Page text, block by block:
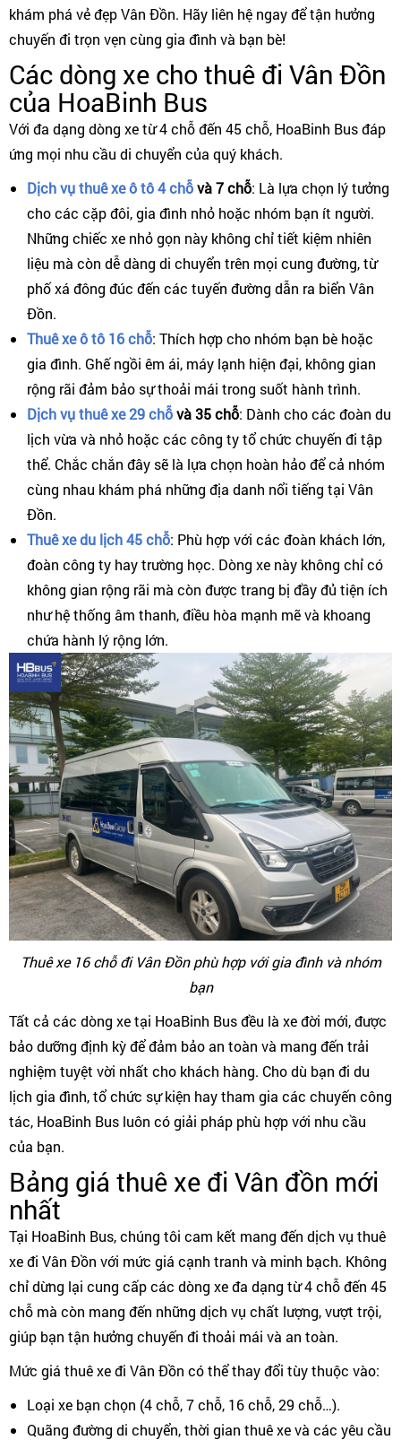
khám phá vẻ đẹp Vân Đồn. Hãy liên hệ ngay để tận hưởng
chuyến đi trọn vẹn cùng gia đình và bạn bè!
Các dòng xe cho thuê đi Vân Đồn
của HoaBinh Bus
Với đa dạng dòng xe từ 4 chỗ đến 45 chỗ, HoaBinh Bus đáp
ứng mọi nhu cầu di chuyển của quý khách.
Dịch vụ thuê xe ô tô 4 chỗvà 7 chỗ: Là lựa chọn lý tưởng
cho các cặp đôi, gia đình nhỏ hoặc nhóm bạn ít người.
Những chiếc xe nhỏ gọn này không chỉ tiết kiệm nhiên
liệu mà còn dễ dàng di chuyển trên mọi cung đường, từ
phố xá đông đúc đến các tuyến đường dẫn ra biển Vân
Đồn.
Thuê xe ô tô 16 chỗ: Thích hợp cho nhóm bạn bè hoặc
gia đình. Ghế ngồi êm ái, máy lạnh hiện đại, không gian
rộng rãi đảm bảo sự thoải mái trong suốt hành trình.
Dịch vụ thuê xe 29 chỗvà 35 chỗ: Dành cho các đoàn du
lịch vừa và nhỏ hoặc các công ty tổ chức chuyến đi tập
thể. Chắc chắn đây sẽ là lựa chọn hoàn hảo để cả nhóm
cùng nhau khám phá những địa danh nổi tiếng tại Vân
Đồn.
Thuê xe du lịch 45 chỗ: Phù hợp với các đoàn khách lớn,
đoàn công ty hay trường học. Dòng xe này không chỉ có
không gian rộng rãi mà còn được trang bị đầy đủ tiện ích
như hệ thống âm thanh, điều hòa mạnh mẽ và khoang
chứa hành lý rộng lớn.
Thuê xe 16 chỗ đi Vân Đồn phù hợp với gia đình và nhóm
bạn
Tất cả các dòng xe tại HoaBinh Bus đều là xe đời mới, được
bảo dưỡng định kỳ để đảm bảo an toàn và mang đến trải
nghiệm tuyệt vời nhất cho khách hàng. Cho dù bạn đi du
lịch gia đình, tổ chức sự kiện hay tham gia các chuyến công
tác, HoaBinh Bus luôn có giải pháp phù hợp với nhu cầu
của bạn.
Bảng giá thuê xe đi Vân đồn mới
nhất
Tại HoaBinh Bus, chúng tôi cam kết mang đến dịch vụ thuê
xe đi Vân Đồn với mức giá cạnh tranh và minh bạch. Không
chỉ dừng lại cung cấp các dòng xe đa dạng từ 4 chỗ đến 45
chỗ mà còn mang đến những dịch vụ chất lượng, vượt trội,
giúp bạn tận hưởng chuyến đi thoải mái và an toàn.
Mức giá thuê xe đi Vân Đồn có thể thay đổi tùy thuộc vào:
Loại xe bạn chọn (4 chỗ, 7 chỗ, 16 chỗ, 29 chỗ…).
Quãng đường di chuyển, thời gian thuê xe và các yêu cầu